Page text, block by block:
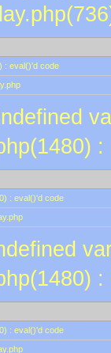
: eval()'d code
: eval()'d code
: eval()'d code